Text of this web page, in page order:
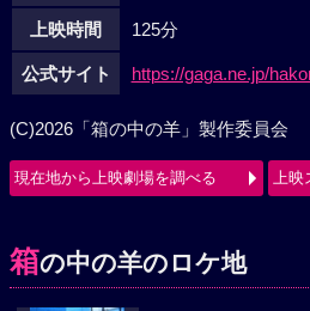
上映時間 125分
公式サイト https://gaga.ne.jp/
(C)2026「箱の中の羊」製作委員会
現在地から上映劇場を調べる 上映
箱の中の羊のロケ地